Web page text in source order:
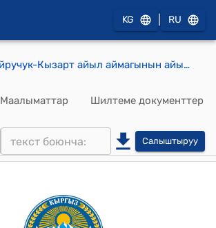
KG RU
Куйручук-Кызарт айыл аймагынын айылдык кеңешинин 2025-жылдын 27-мартындагы №4/8 "Куйручук-Кызарт айыл аймагынын айыл ѳкмѳтүнүн карамагындагы бала бакчалардын бюджетиндеги спец.счетко кошумча план суроо жѳнүндѳ" Токтому
Маалыматтар Шилтеме документтер
Салыштыруу